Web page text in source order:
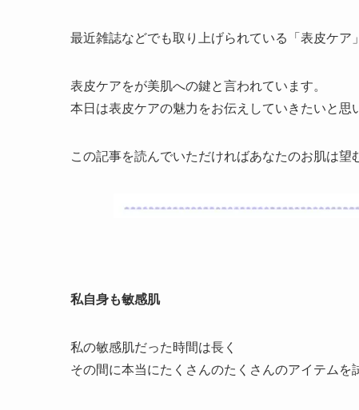
最近雑誌などでも取り上げられている「表皮ケア」
表皮ケアをが美肌への鍵と言われています。
本日は表皮ケアの魅力をお伝えしていきたいと思
この記事を読んでいただければあなたのお肌は望
私自身も敏感肌
私の敏感肌だった時間は長く
その間に本当にたくさんのたくさんのアイテムを